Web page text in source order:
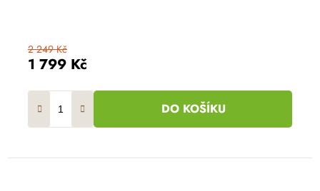
1 799 Kč
2 249 Kč
DO KOŠÍKU